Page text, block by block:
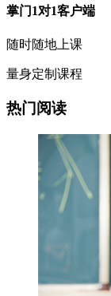
掌门1对1客户端
随时随地上课
量身定制课程
热门阅读